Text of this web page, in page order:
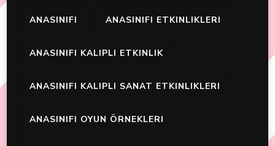
ANASINIFI ANASINIFI ETKINLIKLERI
ANASINIFI KALIPLI ETKINLIK
ANASINIFI KALIPLI SANAT ETKINLIKLERI
ANASINIFI OYUN ÖRNEKLERI